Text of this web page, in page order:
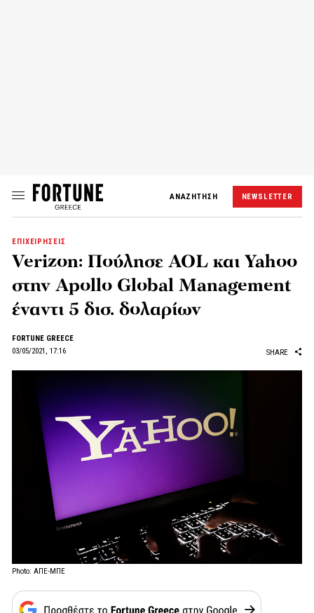
ΑΝΑΖΗΤΗΣΗ NEWSLETTER
ΕΠΙΧΕΙΡΗΣΕΙΣ
Verizon: Πούλησε AOL και Yahoo
στην Apollo Global Management
έναντι 5 δισ. δολαρίων
FORTUNE GREECE
03/05/2021, 17:16
SHARE
Photo: ΑΠΕ-ΜΠΕ